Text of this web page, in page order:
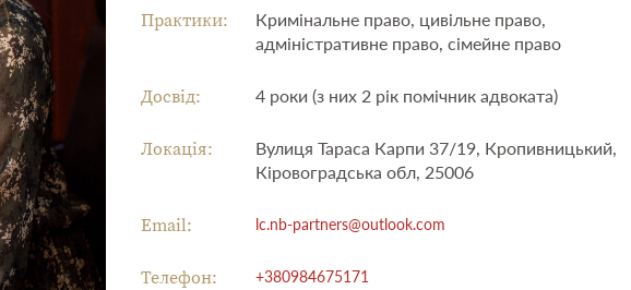
Практики:
Кримінальне право, цивільне право,
адміністративне право, сімейне право
Досвід: 4 роки (з них 2 рік помічник адвоката)
Локація:
Вулиця Тараса Карпи 37/19, Кропивницький,
Кіровоградська обл, 25006
Email: lc.nb-partners@outlook.com
Телефон: +380984675171